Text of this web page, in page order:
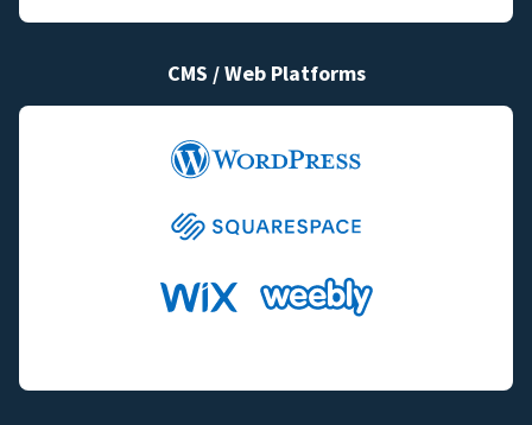
CMS / Web Platforms